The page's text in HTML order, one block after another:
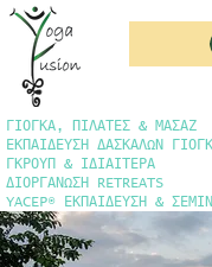
ΓΙΟΓΚΑ, ΠΙΛΑΤΕΣ & ΜΑΣΑΖ
ΕΚΠΑΙΔΕΥΣΗ ΔΑΣΚΑΛΩΝ
ΓΚΡΟΥΠ & ΙΔΙΑΙΤΕΡΑ
ΔΙΟΡΓΑΝΩΣΗ RETREATS
YACEP® ΕΚΠΑΙΔΕΥΣΗ &